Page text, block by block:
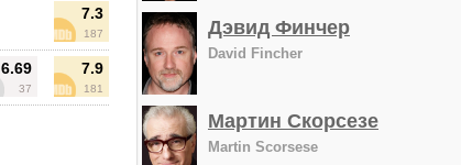
7.3
187
6.69
37
7.9
181
Дэвид Финчер
David Fincher
Мартин Скорсезе
Martin Scorsese